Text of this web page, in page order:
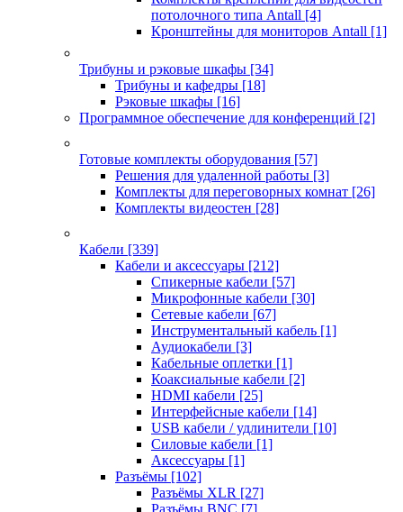
потолочного типа Antall [4]
Кронштейны для мониторов Antall [1]
Трибуны и рэковые шкафы [34]
Трибуны и кафедры [18]
Рэковые шкафы [16]
Программное обеспечение для конференций [2]
Готовые комплекты оборудования [57]
Решения для удаленной работы [3]
Комплекты для переговорных комнат [26]
Комплекты видеостен [28]
Кабели [339]
Кабели и аксессуары [212]
Спикерные кабели [57]
Микрофонные кабели [30]
Сетевые кабели [67]
Инструментальный кабель [1]
Аудиокабели [3]
Кабельные оплетки [1]
Коаксиальные кабели [2]
HDMI кабели [25]
Интерфейсные кабели [14]
USB кабели / удлинители [10]
Силовые кабели [1]
Аксессуары [1]
Разъёмы [102]
Разъёмы XLR [27]
Разъёмы BNC [7]